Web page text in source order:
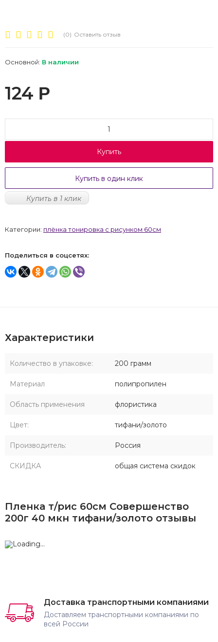
(0) Оставить отзыв
Основной: В наличии
124 Р
Купить
Купить в один клик
Купить в 1 клик
Категории: плёнка тонировка с рисунком 60см
Поделиться в соцсетях:
Характеристики
Количество в упаковке: 200 грамм
Материал полипропилен
Область применения флористика
Цвет: тифани/золото
Производитель: Россия
СКИДКА общая система скидок
Пленка т/рис 60см Совершенство
200г 40 мкн тифани/золото отзывы
Доставка транспортными компаниями
Доставляем транспортными компаниями по
всей России